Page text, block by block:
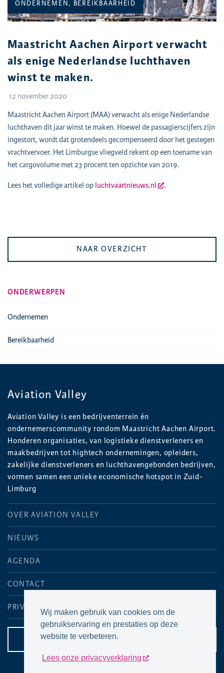
Wij maken gebruik van cookies om de
gebruikservaring en prestaties op deze
website te verbeteren.
Lees onze privacyverklaring
CATEGORIEËN:
ONDERNEMEN, BEREIKBAARHEID
Maastricht Aachen Airport verwacht
als enige Nederlandse luchthaven
winst te maken.
12 november 2020
Maastricht Aachen Airport (MAA) verwacht als enige Nederlandse
luchthaven dit jaar winst te maken. Hoewel de passagierscijfers zijn
ingestort, wordt dat grotendeels gecompenseerd door het gestegen
vrachtvervoer. Het Limburgse vliegveld rekent op een toename van
het cargovolume met 23 procent ten opzichte van 2019.
Lees het volledige artikel opluchtvaartnieuws.nl .
NAAR OVERZICHT
ONDERWERPEN
Ondernemen
Bereikbaarheid
Aviation Valley
Aviation Valley is een bedrijventerrein én
ondernemerscommunity rondom Maastricht Aachen Airport.
Honderen organisaties, van logistieke dienstverleners en
maakbedrijven tot hightech ondernemingen, opleiders,
zakelijke dienstverleners en luchthavengebonden bedrijven,
vormen samen een unieke economische hotspot in Zuid-
Limburg
OVER AVIATION VALLEY
NIEUWS
AGENDA
CONTACT
PRIVACYVERKLARING
CONTACTPAGINA